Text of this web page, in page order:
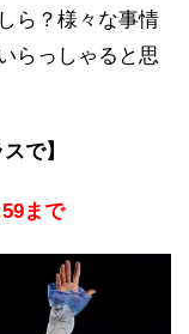
ら？様々な事情
らっしゃると思
で】
まで